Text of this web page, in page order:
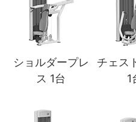
ショルダープレ
ス 1台
チェス
1